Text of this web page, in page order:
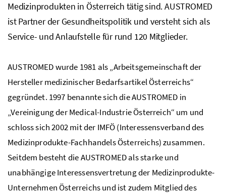
Medizinprodukten in Österreich tätig sind. AUSTROMED
ist Partner der Gesundheitspolitik und versteht sich als
Service- und Anlaufstelle für rund 120 Mitglieder.
AUSTROMED wurde 1981 als „Arbeitsgemeinschaft der
Hersteller medizinischer Bedarfsartikel Österreichs“
gegründet. 1997 benannte sich die AUSTROMED in
„Vereinigung der Medical-Industrie Österreich“ um und
schloss sich 2002 mit der IMFÖ (Interessensverband des
Medizinprodukte-Fachhandels Österreichs) zusammen.
Seitdem besteht die AUSTROMED als starke und
unabhängige Interessensvertretung der Medizinprodukte-
Unternehmen Österreichs und ist zudem Mitglied des